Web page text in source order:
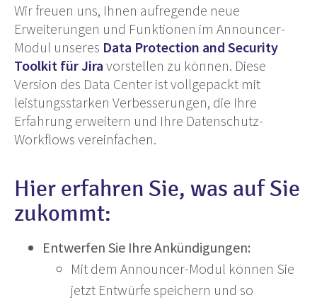
Wir freuen uns, Ihnen aufregende neue
Erweiterungen und Funktionen im Announcer-
Modul unseres Data Protection and Security
Toolkit für Jira vorstellen zu können. Diese
Version des Data Center ist vollgepackt mit
leistungsstarken Verbesserungen, die Ihre
Erfahrung erweitern und Ihre Datenschutz-
Workflows vereinfachen.
Hier erfahren Sie, was auf Sie
zukommt:
Entwerfen Sie Ihre Ankündigungen:
Mit dem Announcer-Modul können Sie
jetzt Entwürfe speichern und so